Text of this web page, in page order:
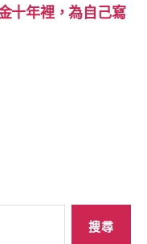
9”
十年裡，為自己寫